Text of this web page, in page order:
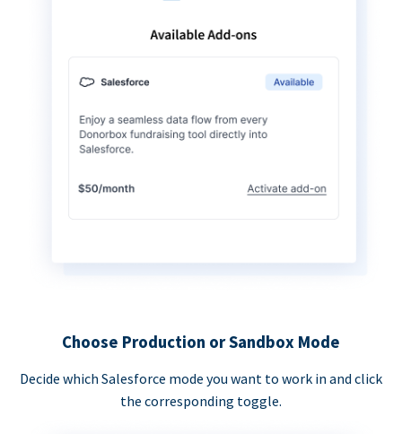
Choose Production or Sandbox Mode
Decide which Salesforce mode you want to work in and click
the corresponding toggle.